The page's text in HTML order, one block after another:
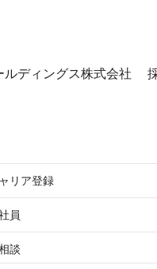
ルディングス株式会社
リア登録
員
談